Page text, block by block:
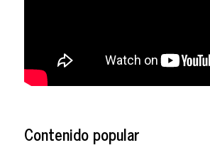
Contenido popular